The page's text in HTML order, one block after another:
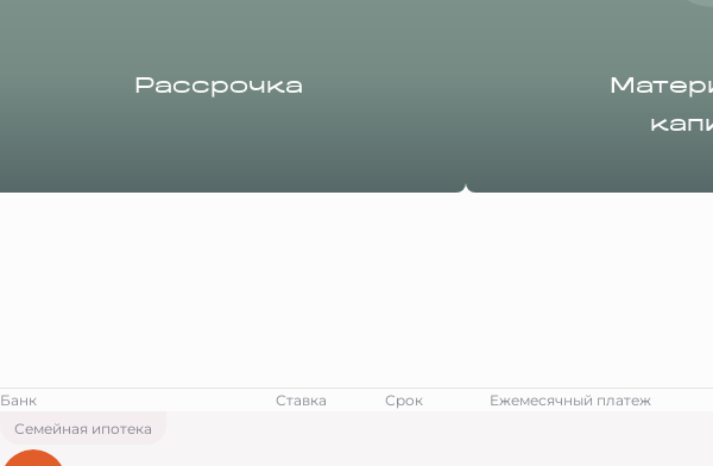
Рассрочка
Банк Ставка Срок
Ежемесячный платеж
Семейная ипотека